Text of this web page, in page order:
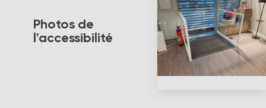
Photos de
l'accessibilité